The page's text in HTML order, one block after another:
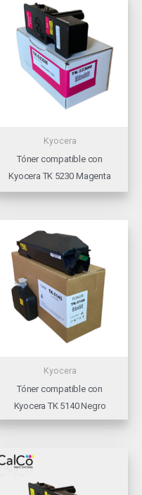
Kyocera
Tóner compatible con
Kyocera TK 5230 Magenta
Kyocera
Tóner compatible con
Kyocera TK 5140 Negro